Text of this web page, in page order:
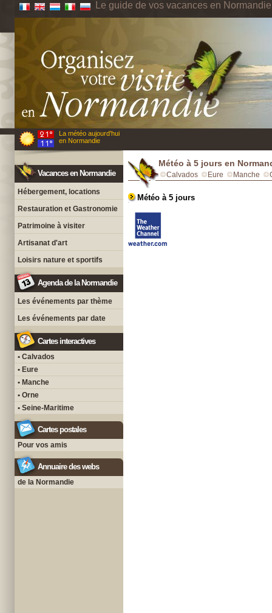
Le guide de vos vacances en Normandie
La météo aujourd'hui
en Normandie
Vacances en Normandie
Hébergement, locations
Restauration et Gastronomie
Patrimoine à visiter
Artisanat d'art
Loisirs nature et sportifs
Agenda de la Normandie
Les événements par thème
Les événements par date
Cartes interactives
• Calvados
• Eure
• Manche
• Orne
• Seine-Maritime
Cartes postales
Pour vos amis
Annuaire des webs
de la Normandie
Météo à 5 jours en
Calvados Eure Manche
Météo à 5 jours